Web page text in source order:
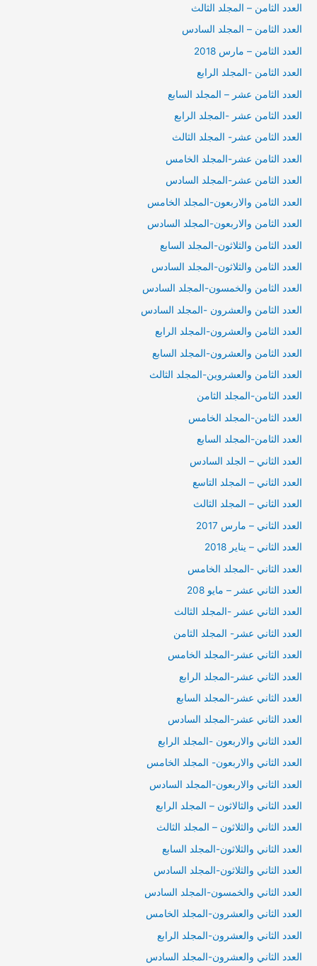
العدد الثامن – المجلد الثالث
العدد الثامن – المجلد السادس
العدد الثامن – مارس 2018
العدد الثامن -المجلد الرابع
العدد الثامن عشر – المجلد السابع
العدد الثامن عشر -المجلد الرابع
العدد الثامن عشر- المجلد الثالث
العدد الثامن عشر-المجلد الخامس
العدد الثامن عشر-المجلد السادس
العدد الثامن والاربعون-المجلد الخامس
العدد الثامن والاربعون-المجلد السادس
العدد الثامن والثلاثون-المجلد السابع
العدد الثامن والثلاثون-المجلد السادس
العدد الثامن والخمسون-المجلد السادس
العدد الثامن والعشرون -المجلد السادس
العدد الثامن والعشرون-المجلد الرابع
العدد الثامن والعشرون-المجلد السابع
العدد الثامن والعشروين-المجلد الثالث
العدد الثامن-المجلد الثامن
العدد الثامن-المجلد الخامس
العدد الثامن-المجلد السابع
العدد الثاني – الجلد السادس
العدد الثاني – المجلد التاسع
العدد الثاني – المجلد الثالث
العدد الثاني – مارس 2017
العدد الثاني – يناير 2018
العدد الثاني -المجلد الخامس
العدد الثاني عشر – مايو 208
العدد الثاني عشر -المجلد الثالث
العدد الثاني عشر- المجلد الثامن
العدد الثاني عشر-المجلد الخامس
العدد الثاني عشر-المجلد الرابع
العدد الثاني عشر-المجلد السابع
العدد الثاني عشر-المجلد السادس
العدد الثاني والاربعون -المجلد الرابع
العدد الثاني والاربعون- المجلد الخامس
العدد الثاني والاربعون-المجلد السادس
العدد الثاني والثالاثون – المجلد الرابع
العدد الثاني والثلاثون – المجلد الثالث
العدد الثاني والثلاثون-المجلد السابع
العدد الثاني والثلاثون-المجلد السادس
العدد الثاني والخمسون-المجلد السادس
العدد الثاني والعشرون-المجلد الخامس
العدد الثاني والعشرون-المجلد الرابع
العدد الثاني والعشرون-المجلد السادس